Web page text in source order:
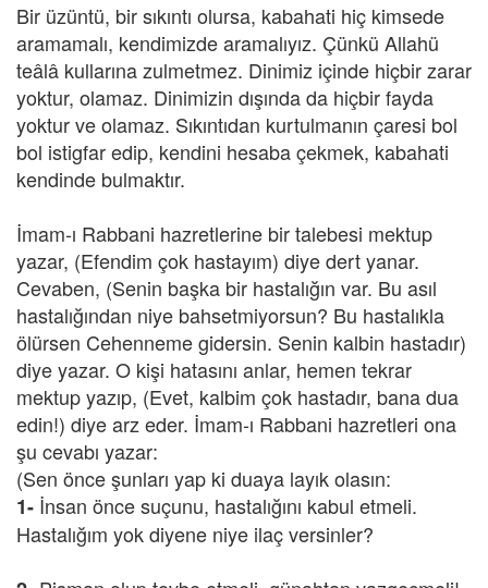
Bir üzüntü, bir sıkıntı olursa, kabahati hiç kimsede
aramamalı, kendimizde aramalıyız. Çünkü Allahü
teâlâ kullarına zulmetmez. Dinimiz içinde hiçbir zarar
yoktur, olamaz. Dinimizin dışında da hiçbir fayda
yoktur ve olamaz. Sıkıntıdan kurtulmanın çaresi bol
bol istigfar edip, kendini hesaba çekmek, kabahati
kendinde bulmaktır.
İmam-ı Rabbani hazretlerine bir talebesi mektup
yazar, (Efendim çok hastayım) diye dert yanar.
Cevaben, (Senin başka bir hastalığın var. Bu asıl
hastalığından niye bahsetmiyorsun? Bu hastalıkla
ölürsen Cehenneme gidersin. Senin kalbin hastadır)
diye yazar. O kişi hatasını anlar, hemen tekrar
mektup yazıp, (Evet, kalbim çok hastadır, bana dua
edin!) diye arz eder. İmam-ı Rabbani hazretleri ona
şu cevabı yazar:
(Sen önce şunları yap ki duaya layık olasın:
1- İnsan önce suçunu, hastalığını kabul etmeli.
Hastalığım yok diyene niye ilaç versinler?